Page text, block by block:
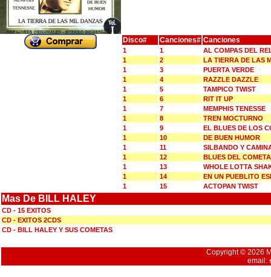
Disco# Canciones# Canciones
1 1
AL COMPAS DEL
1
2
LA TIERRA DE LAS
1
3
PUERTA VERDE
1
4
RAZZLE DAZZLE
1
5
TAMPICO TWIST
1
6
RIT IT UP
1
7
MEMPHIS TENESSE
1
8
TREN MOCTURNO
1
9
EL BLUES DE LOS
1
10
DE BUEN HUMOR
1
11
SILBANDO Y
1
12
BLUES DEL
1
13
WHOLE LOTTA
1
14
EN UN PUEBLITO
1
15 ACTOPAN TWIST
Mas De BILL HALEY
CD - 15 EXITOS
CD - EXITOS 2CDS
CD - BILL HALEY Y SUS COMETAS
Copyright © 2026
email: